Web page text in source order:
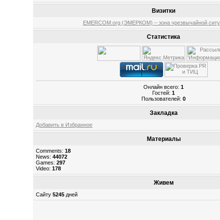
Визитки
EMERCOM.org (ЭМЕРКОМ) – зона чрезвычайной
Статистика
Онлайн всего:1
Гостей:1
Пользователей:0
Закладка
Добавить в Избранное
Материалы
Comments:18
News:44072
Games:297
Video:178
Живем
Сайту5245 дней